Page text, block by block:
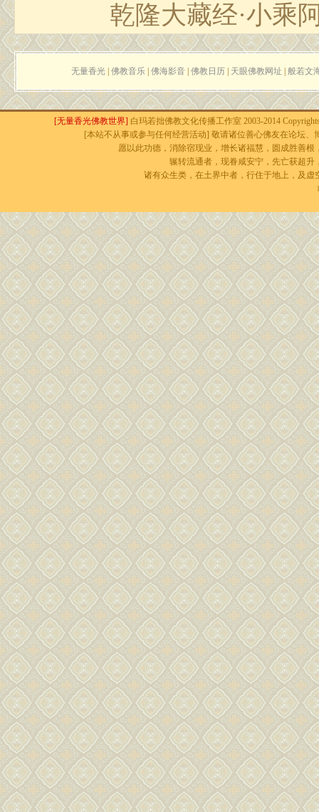
乾隆大藏经·小乘
无量香光 佛教音乐 佛海影音 佛教日历 天眼佛教网址 般若文
[无量香光佛教世界] 白玛若拙佛教文化传播工作室 2003-2014
[本站不从事或参与任何经营活动] 敬请诸位善心佛友在论坛
愿以此功德，消除宿现业，增长诸福慧，圆成胜善
辗转流通者，现眷咸安宁，先亡获超
诸有众生类，在土界中者，行住于地上，及